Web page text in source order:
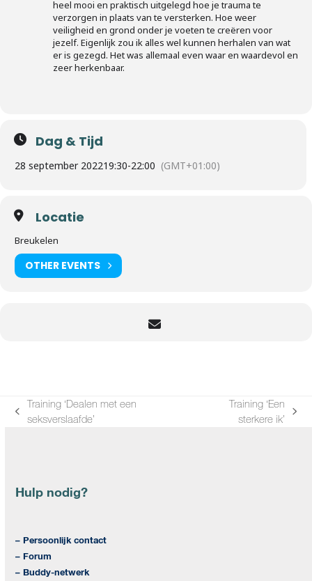
heel mooi en praktisch uitgelegd hoe je trauma te
verzorgen in plaats van te versterken. Hoe weer
veiligheid en grond onder je voeten te creëren voor
jezelf. Eigenlijk zou ik alles wel kunnen herhalen van wat
er is gezegd. Het was allemaal even waar en waardevol en
zeer herkenbaar.
Dag & Tijd
28 september 202219:30-22:00 (GMT+01:00)
Locatie
Breukelen
OTHER EVENTS
previous
Training ‘Dealen met een
seksverslaafde’
Training ‘Een
sterkere ik’
Hulp nodig?
– Persoonlijk contact
– Forum
– Buddy-netwerk